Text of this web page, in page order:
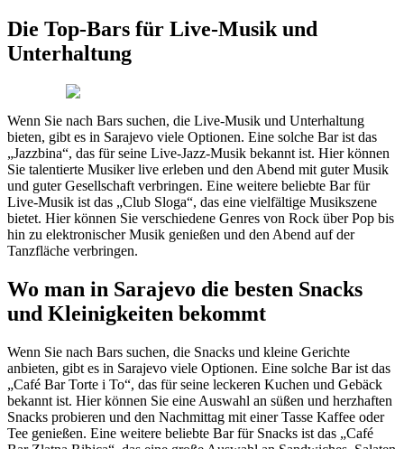
Die Top-Bars für Live-Musik und
Unterhaltung
Wenn Sie nach Bars suchen, die Live-Musik und Unterhaltung
bieten, gibt es in Sarajevo viele Optionen. Eine solche Bar ist das
„Jazzbina“, das für seine Live-Jazz-Musik bekannt ist. Hier können
Sie talentierte Musiker live erleben und den Abend mit guter Musik
und guter Gesellschaft verbringen. Eine weitere beliebte Bar für
Live-Musik ist das „Club Sloga“, das eine vielfältige Musikszene
bietet. Hier können Sie verschiedene Genres von Rock über Pop bis
hin zu elektronischer Musik genießen und den Abend auf der
Tanzfläche verbringen.
Wo man in Sarajevo die besten Snacks
und Kleinigkeiten bekommt
Wenn Sie nach Bars suchen, die Snacks und kleine Gerichte
anbieten, gibt es in Sarajevo viele Optionen. Eine solche Bar ist das
„Café Bar Torte i To“, das für seine leckeren Kuchen und Gebäck
bekannt ist. Hier können Sie eine Auswahl an süßen und herzhaften
Snacks probieren und den Nachmittag mit einer Tasse Kaffee oder
Tee genießen. Eine weitere beliebte Bar für Snacks ist das „Café